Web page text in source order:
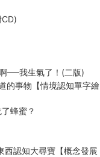
──我生氣了！(二版)
的事物【情境認知單字繪
蜂蜜？
西認知大尋寶【概念發展